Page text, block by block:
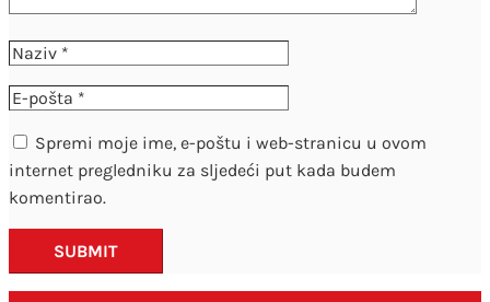
Spremi moje ime, e-poštu i web-stranicu u ovom
internet pregledniku za sljedeći put kada budem
komentirao.
SUBMIT